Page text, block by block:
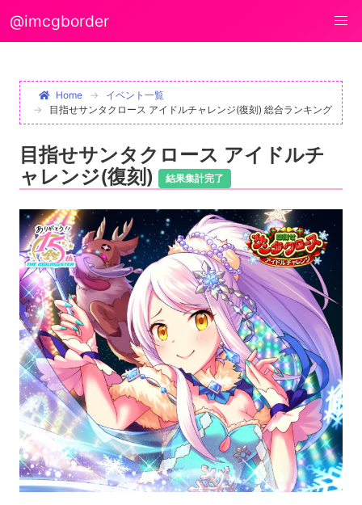
@imcgborder
Home
イベント一覧
目指せサンタクロース アイドルチャレンジ(復刻) 総合ランキング
目指せサンタクロース アイドルチ
ャレンジ(復刻)
結果集計完了